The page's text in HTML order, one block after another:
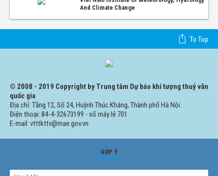
And Climate Change
To Top
© 2008 - 2019 Copyright by Trung tâm Dự báo khí tượng thuỷ văn
quốc gia
Địa chỉ: Tầng 12, Số 24, Huỳnh Thúc Kháng, Thành phố Hà Nội.
Điện thoại: 84-4-32673199 - số máy lẻ 701
E-mail: vtttkttv@mae.gov.vn
GÓP Ý